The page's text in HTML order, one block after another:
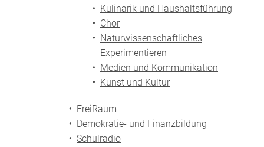
Kulinarik und Haushaltsführung
Chor
Naturwissenschaftliches
Experimentieren
Medien und Kommunikation
Kunst und Kultur
FreiRaum
Demokratie- und Finanzbildung
Schulradio